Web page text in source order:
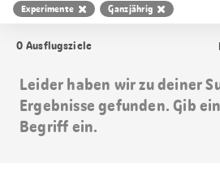
Experimente Ganzjährig
0 Ausflugsziele
Leider haben wir zu deiner
Ergebnisse gefunden. Gib
Begriff ein.